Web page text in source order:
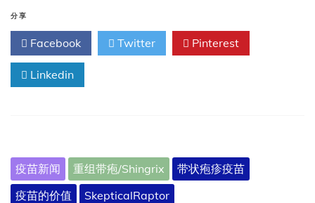
组
状
分享
Facebook Twitter Pinterest
Linkedin
疫苗新闻 重组带疱/Shingrix
带状疱疹疫苗
疫苗的价值
SkepticalRaptor